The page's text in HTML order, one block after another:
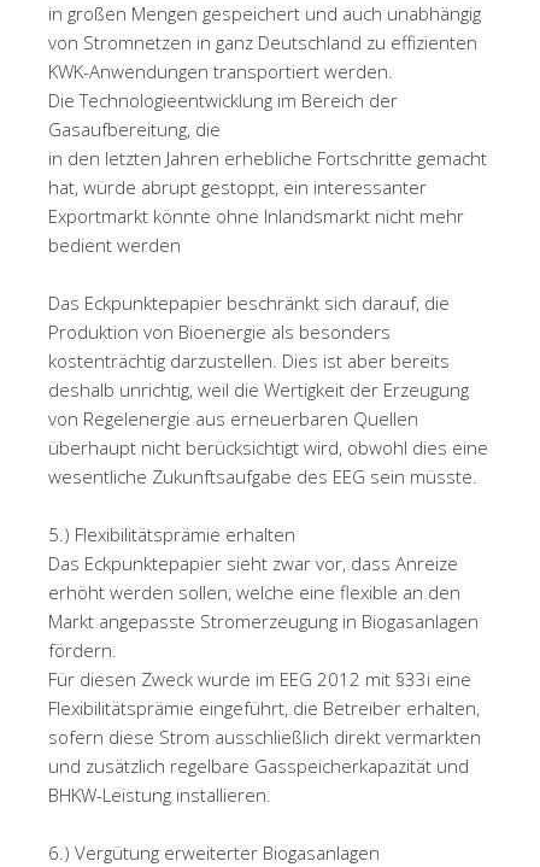
in großen Mengen gespeichert und auch unabhängig
von Stromnetzen in ganz Deutschland zu effizienten
KWK-Anwendungen transportiert werden.
Die Technologieentwicklung im Bereich der
Gasaufbereitung, die
in den letzten Jahren erhebliche Fortschritte gemacht
hat, würde abrupt gestoppt, ein interessanter
Exportmarkt könnte ohne Inlandsmarkt nicht mehr
bedient werden
Das Eckpunktepapier beschränkt sich darauf, die
Produktion von Bioenergie als besonders
kostenträchtig darzustellen. Dies ist aber bereits
deshalb unrichtig, weil die Wertigkeit der Erzeugung
von Regelenergie aus erneuerbaren Quellen
überhaupt nicht berücksichtigt wird, obwohl dies eine
wesentliche Zukunftsaufgabe des EEG sein müsste.
5.) Flexibilitätsprämie erhalten
Das Eckpunktepapier sieht zwar vor, dass Anreize
erhöht werden sollen, welche eine flexible an den
Markt angepasste Stromerzeugung in Biogasanlagen
fördern.
Für diesen Zweck wurde im EEG 2012 mit §33i eine
Flexibilitätsprämie eingeführt, die Betreiber erhalten,
sofern diese Strom ausschließlich direkt vermarkten
und zusätzlich regelbare Gasspeicherkapazität und
BHKW-Leistung installieren.
6.) Vergütung erweiterter Biogasanlagen